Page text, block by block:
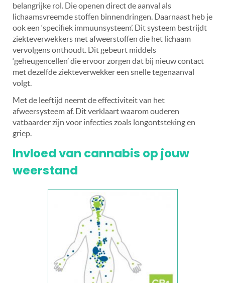
belangrijke rol. Die openen direct de aanval als
lichaamsvreemde stoffen binnendringen. Daarnaast heb je
ook een ‘specifiek immuunsysteem’. Dit systeem bestrijdt
ziekteverwekkers met afweerstoffen die het lichaam
vervolgens onthoudt. Dit gebeurt middels
‘geheugencellen’ die ervoor zorgen dat bij nieuw contact
met dezelfde ziekteverwekker een snelle tegenaanval
volgt.
Met de leeftijd neemt de effectiviteit van het
afweersysteem af. Dit verklaart waarom ouderen
vatbaarder zijn voor infecties zoals longontsteking en
griep.
Invloed van cannabis op jouw
weerstand